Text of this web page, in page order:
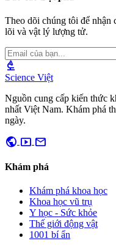
Theo dõi chúng tôi để nhận
lõi và vật lý lượng tử.
biotech
Science Việt
Nguồn cung cấp kiến thức
nhất Việt Nam. Khám phá
ngày.
public smart_display mail
Khám phá
Khám phá khoa học
Khoa học vũ trụ
Y học - Sức khỏe
Thế giới động vật
1001 bí ẩn